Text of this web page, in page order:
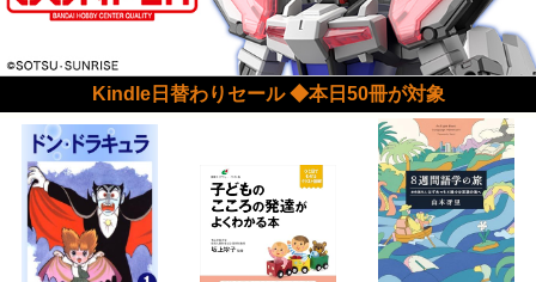
Kindle日替わりセール ◆本日50冊が対象